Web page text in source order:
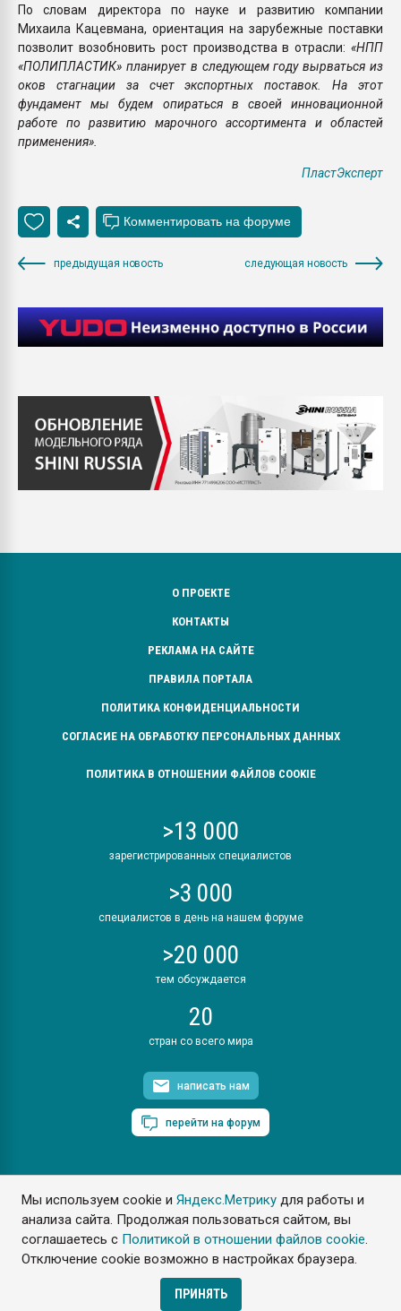
Мы используем cookie иЯндекс.Метрику для работы и
анализа сайта. Продолжая пользоваться сайтом, вы
соглашаетесь с Политикой в отношении файлов cookie.
Отключение cookie возможно в настройках браузера.
ПРИНЯТЬ
По словам директора по науке и развитию компании
Михаила Кацевмана, ориентация на зарубежные поставки
позволит возобновить рост производства в отрасли: «НПП
«ПОЛИПЛАСТИК» планирует в следующем году вырваться из
оков стагнации за счет экспортных поставок. На этот
фундамент мы будем опираться в своей инновационной
работе по развитию марочного ассортимента и областей
применения».
ПластЭксперт
предыдущая новость следующая новость
О ПРОЕКТЕ
КОНТАКТЫ
РЕКЛАМА НА САЙТЕ
ПРАВИЛА ПОРТАЛА
ПОЛИТИКА КОНФИДЕНЦИАЛЬНОСТИ
СОГЛАСИЕ НА ОБРАБОТКУ ПЕРСОНАЛЬНЫХ ДАННЫХ
ПОЛИТИКА В ОТНОШЕНИИ ФАЙЛОВ COOKIE
>13 000
зарегистрированных специалистов
>3 000
специалистов в день на нашем форуме
>20 000
тем обсуждается
20
стран со всего мира
написать нам
перейти на форум
ПластЭксперт © 2006. Все права защищены
Разрешается копирование материалов сайта с обязательной
ссылкой на www.e-plastic.ru
Разработка сайта